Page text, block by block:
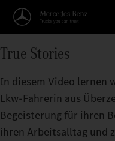
True Stories
In diesem Video lernen
Lkw-Fahrerin aus
Begeisterung für ihren
ihren Arbeitsalltag und